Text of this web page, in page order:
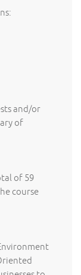
and/or
of
of 59
course